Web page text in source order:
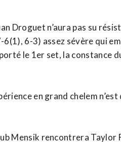
Droguet n’aura pas su
6-3) assez sévère qui
le 1er set, la constance
en grand chelem
Mensik rencontrera Taylor